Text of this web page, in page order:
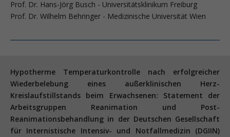
Prof. Dr. Hans-Jörg Busch - Universitätsklinikum Freiburg
Prof. Dr. Wilhelm Behringer - Medizinische Universität Wien
Hypotherme Temperaturkontrolle nach erfolgreicher
Wiederbelebung eines außerklinischen Herz-
Kreislaufstillstands beim Erwachsenen: Statement der
Arbeitsgruppen Reanimation und Post-
Reanimationsbehandlung in der Deutschen Gesellschaft
für Internistische Intensiv- und Notfallmedizin (DGIIN)